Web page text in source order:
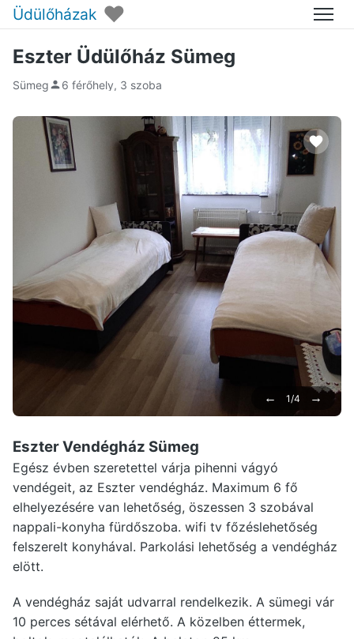
Üdülőházak ♥ Menü
Eszter Üdülőház Sümeg
Sümeg 6 férőhely, 3 szoba
← 1/4 →
Eszter Vendégház Sümeg
Egész évben szeretettel várja pihenni vágyó
vendégeit, az Eszter vendégház. Maximum 6 fő
elhelyezésére van lehetőség, öszessen 3 szobával
nappali-konyha fürdőszoba. wifi tv főzéslehetőség
felszerelt konyhával. Parkolási lehetőség a vendégház
elött.
A vendégház saját udvarral rendelkezik. A sümegi vár
10 perces sétával elérhető. A közelben éttermek,